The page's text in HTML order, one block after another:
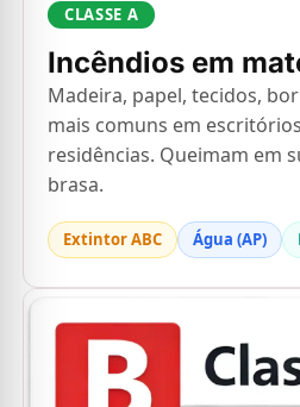
CLASSE A
Incêndios em
Madeira, papel, tecidos,
mais comuns em
residências. Queimam em
brasa.
Extintor ABC Água (AP)